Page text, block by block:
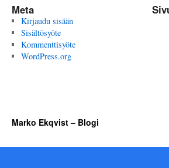
Meta
Kirjaudu sisään
Sisältösyöte
Kommenttisyöte
WordPress.org
Marko Ekqvist – Blogi